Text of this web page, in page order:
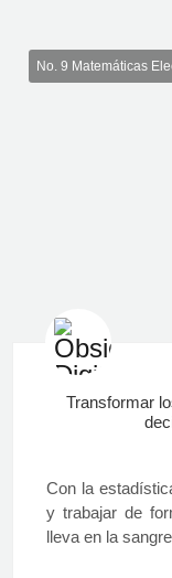
No. 9 Matemáticas
Transformar
Con la
y trabajar de
lleva en la